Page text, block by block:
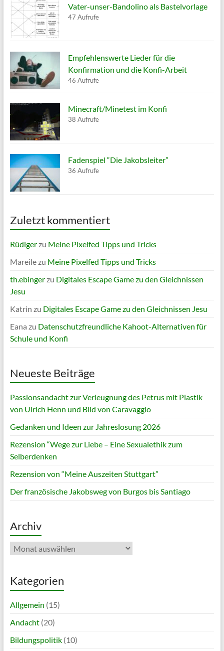
Vater-unser-Bandolino als Bastelvorlage
47 Aufrufe
Empfehlenswerte Lieder für die
Konfirmation und die Konfi-Arbeit
46 Aufrufe
Minecraft/Minetest im Konfi
38 Aufrufe
Fadenspiel “Die Jakobsleiter”
36 Aufrufe
Zuletzt kommentiert
Rüdigerzu Meine Pixelfed Tipps und Tricks
Mareilezu Meine Pixelfed Tipps und Tricks
th.ebingerzu Digitales Escape Game zu den Gleichnissen
Jesu
Katrin zu Digitales Escape Game zu den Gleichnissen Jesu
Eana zu Datenschutzfreundliche Kahoot-Alternativen für
Schule und Konfi
Neueste Beiträge
Passionsandacht zur Verleugnung des Petrus mit Plastik
von Ulrich Henn und Bild von Caravaggio
Gedanken und Ideen zur Jahreslosung 2026
Rezension “Wege zur Liebe – Eine Sexualethik zum
Selberdenken
Rezension von “Meine Auszeiten Stuttgart”
Der französische Jakobsweg von Burgos bis Santiago
Archiv
Archiv
Kategorien
Allgemein (15)
Andacht(20)
Bildungspolitik(10)